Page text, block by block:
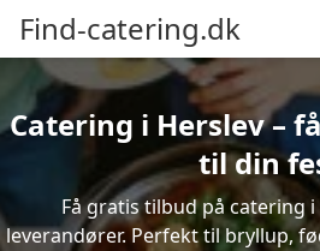
Find-catering.dk
Catering i Herslev –
til din
Få gratis tilbud på catering
leverandører. Perfekt til bryllup,